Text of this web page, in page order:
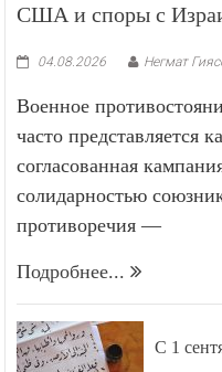
США и споры с
04.08.2026 Негмат
Военное
часто представляется
согласованная
солидарностью
противоречия —
Подробнее...
С 1